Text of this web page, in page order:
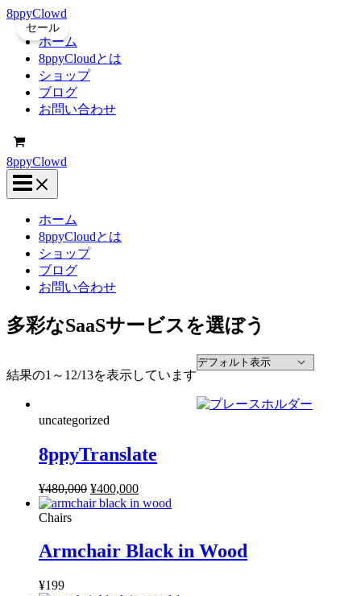
内
8ppyClowd
ホーム
8ppyCloudとは
ショップ
ブログ
お問い合わせ
8ppyClowd
ホーム
8ppyCloudとは
ショップ
ブログ
お問い合わせ
多彩なSaaSサービスを選ぼう
結果の1～12/13を表示しています
セール
uncategorized
8ppyTranslate
¥480,000 元
の
は
¥400,000現
在
格
Chairs
Armchair Black in Wood
¥199